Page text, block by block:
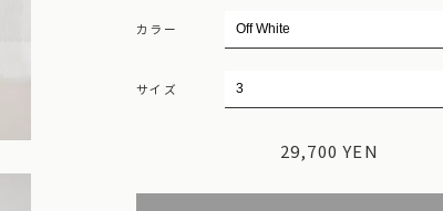
カラー
サイズ
29,700 YEN